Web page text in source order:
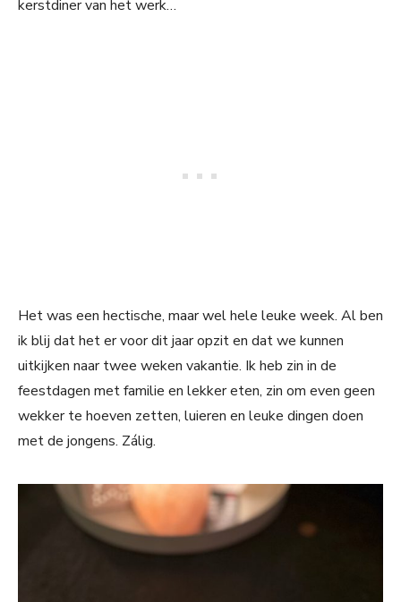
kerstdiner van het werk…
Het was een hectische, maar wel hele leuke week. Al ben
ik blij dat het er voor dit jaar opzit en dat we kunnen
uitkijken naar twee weken vakantie. Ik heb zin in de
feestdagen met familie en lekker eten, zin om even geen
wekker te hoeven zetten, luieren en leuke dingen doen
met de jongens. Zálig.